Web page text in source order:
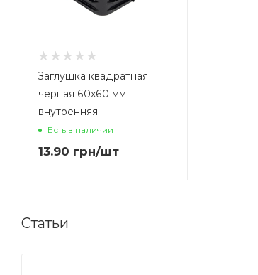
Заглушка квадратная
черная 60х60 мм
внутренняя
Есть в наличии
13.90 грн/шт
Статьи